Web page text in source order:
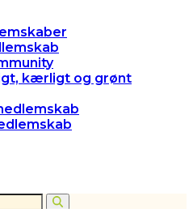
kærligt og grønt